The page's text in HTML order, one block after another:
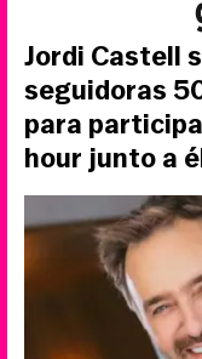
Jordi Castell
seguidoras
para
hour junto a